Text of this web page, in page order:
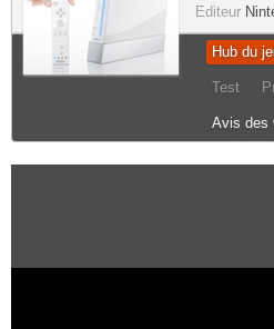
Editeur
Hub du
Test
Avis des